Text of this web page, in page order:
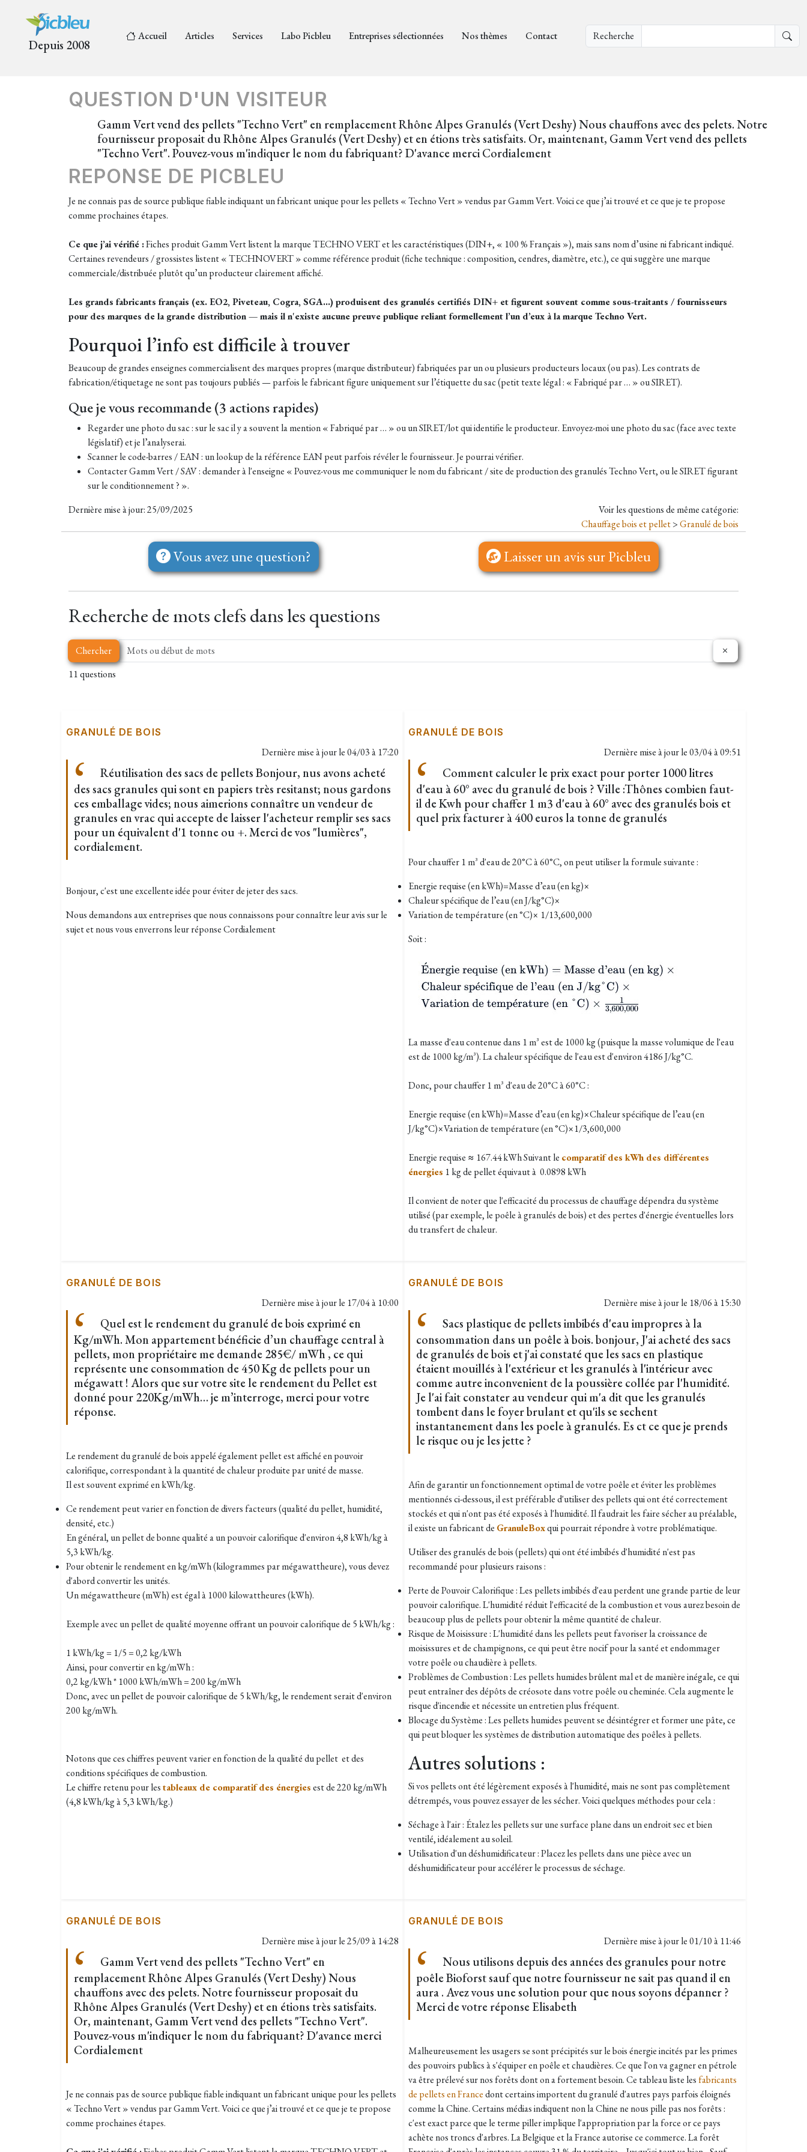
Depuis 2008
Accueil Articles Services Labo Picbleu Entreprises sélectionnées Nos thèmes Contact Recherche
QUESTION D'UN VISITEUR
Gamm Vert vend des pellets "Techno Vert" en remplacement Rhône Alpes Granulés (Vert Deshy) Nous chauffons avec des pelets. Notre
fournisseur proposait du Rhône Alpes Granulés (Vert Deshy) et en étions très satisfaits. Or, maintenant, Gamm Vert vend des pellets
"Techno Vert". Pouvez-vous m'indiquer le nom du fabriquant? D'avance merci Cordialement
REPONSE DE PICBLEU
Je ne connais pas de source publique fiable indiquant un fabricant unique pour les pellets « Techno Vert » vendus par Gamm Vert. Voici ce que j’ai trouvé et ce que je te propose
comme prochaines étapes.
Ce que j’ai vérifié :Fiches produit Gamm Vert listent la marque TECHNO VERT et les caractéristiques (DIN+, « 100 % Français »), mais sans nom d’usine ni fabricant indiqué.
Certaines revendeurs / grossistes listent « TECHNOVERT » comme référence produit (fiche technique : composition, cendres, diamètre, etc.), ce qui suggère une marque
commerciale/distribuée plutôt qu’un producteur clairement affiché.
Les grands fabricants français (ex. EO2, Piveteau, Cogra, SGA…) produisent des granulés certifiés DIN+ et figurent souvent comme sous-traitants / fournisseurs
pour des marques de la grande distribution — mais il n'existe aucune preuve publique reliant formellement l’un d’eux à la marque Techno Vert.
Pourquoi l’info est difficile à trouver
Beaucoup de grandes enseignes commercialisent des marques propres (marque distributeur) fabriquées par un ou plusieurs producteurs locaux (ou pas). Les contrats de
fabrication/étiquetage ne sont pas toujours publiés — parfois le fabricant figure uniquement sur l’étiquette du sac (petit texte légal : « Fabriqué par … » ou SIRET).
Que je vous recommande (3 actions rapides)
Regarder une photo du sac : sur le sac il y a souvent la mention « Fabriqué par … » ou un SIRET/lot qui identifie le producteur. Envoyez-moi une photo du sac (face avec texte
législatif) et je l’analyserai.
Scanner le code-barres / EAN : un lookup de la référence EAN peut parfois révéler le fournisseur. Je pourrai vérifier.
Contacter Gamm Vert / SAV : demander à l'enseigne « Pouvez-vous me communiquer le nom du fabricant / site de production des granulés Techno Vert, ou le SIRET figurant
sur le conditionnement ? ».
Dernière mise à jour: 25/09/2025
Voir les questions de même catégorie:
Chauffage bois et pellet>Granulé de bois
Vous avez une question? Laisser un avis sur Picbleu
Recherche de mots clefs dans les questions
Chercher
11 questions
GRANULÉ DE BOIS
Dernière mise à jour le04/03 à 17:20
Réutilisation des sacs de pellets Bonjour, nus avons acheté
des sacs granules qui sont en papiers très resitanst; nous gardons
ces emballage vides; nous aimerions connaître un vendeur de
granules en vrac qui accepte de laisser l'acheteur remplir ses sacs
pour un équivalent d'1 tonne ou +. Merci de vos "lumières",
cordialement.
Bonjour, c'est une excellente idée pour éviter de jeter des sacs.
Nous demandons aux entreprises que nous connaissons pour connaître leur avis sur le
sujet et nous vous enverrons leur réponse Cordialement
GRANULÉ DE BOIS
Dernière mise à jour le03/04 à 09:51
Comment calculer le prix exact pour porter 1000 litres
d'eau à 60° avec du granulé de bois ? Ville :Thônes combien faut-
il de Kwh pour chaffer 1 m3 d'eau à 60° avec des granulés bois et
quel prix facturer à 400 euros la tonne de granulés
Pour chauffer 1 m³ d'eau de 20°C à 60°C, on peut utiliser la formule suivante :
Energie requise (en kWh)=Masse d’eau (en kg)×
Chaleur spécifique de l’eau (en J/kg°C)×
Variation de température (en °C)× 1/13,600,000
Soit :
La masse d'eau contenue dans 1 m³ est de 1000 kg (puisque la masse volumique de l'eau
est de 1000 kg/m³). La chaleur spécifique de l'eau est d'environ 4186 J/kg°C.
Donc, pour chauffer 1 m³ d'eau de 20°C à 60°C :
Energie requise (en kWh)=Masse d’eau (en kg)×Chaleur spécifique de l’eau (en
J/kg°C)×Variation de température (en °C)×1/3,600,000
Energie requise ≈ 167.44 kWh Suivant le comparatif des kWh des différentes
énergies 1 kg de pellet équivaut à 0.0898 kWh
Il convient de noter que l'efficacité du processus de chauffage dépendra du système
utilisé (par exemple, le poêle à granulés de bois) et des pertes d'énergie éventuelles lors
du transfert de chaleur.
GRANULÉ DE BOIS
Dernière mise à jour le 17/04 à 10:00
Quel est le rendement du granulé de bois exprimé en
Kg/mWh. Mon appartement bénéficie d’un chauffage central à
pellets, mon propriétaire me demande 285€/ mWh , ce qui
représente une consommation de 450 Kg de pellets pour un
mégawatt ! Alors que sur votre site le rendement du Pellet est
donné pour 220Kg/mWh… je m’interroge, merci pour votre
réponse.
Le rendement du granulé de bois appelé également pellet est affiché en pouvoir
calorifique, correspondant à la quantité de chaleur produite par unité de masse.
Il est souvent exprimé en kWh/kg.
Ce rendement peut varier en fonction de divers facteurs (qualité du pellet, humidité,
densité, etc.)
En général, un pellet de bonne qualité a un pouvoir calorifique d'environ 4,8 kWh/kg à
5,3 kWh/kg.
Pour obtenir le rendement en kg/mWh (kilogrammes par mégawattheure), vous devez
d'abord convertir les unités.
Un mégawattheure (mWh) est égal à 1000 kilowattheures (kWh).
Exemple avec un pellet de qualité moyenne offrant un pouvoir calorifique de 5 kWh/kg :
1 kWh/kg = 1/5 = 0,2 kg/kWh
Ainsi, pour convertir en kg/mWh :
0,2 kg/kWh * 1000 kWh/mWh = 200 kg/mWh
Donc, avec un pellet de pouvoir calorifique de 5 kWh/kg, le rendement serait d'environ
200 kg/mWh.
Notons que ces chiffres peuvent varier en fonction de la qualité du pellet et des
conditions spécifiques de combustion.
Le chiffre retenu pour lestableaux de comparatif des énergiesest de 220 kg/mWh
(4,8 kWh/kg à 5,3 kWh/kg.)
GRANULÉ DE BOIS
Dernière mise à jour le 18/06 à 15:30
Sacs plastique de pellets imbibés d'eau impropres à la
consommation dans un poêle à bois. bonjour, J'ai acheté des sacs
de granulés de bois et j'ai constaté que les sacs en plastique
étaient mouillés à l'extérieur et les granulés à l'intérieur avec
comme autre inconvenient de la poussière collée par l'humidité.
Je l'ai fait constater au vendeur qui m'a dit que les granulés
tombent dans le foyer brulant et qu'ils se sechent
instantanement dans les poele à granulés. Es ct ce que je prends
le risque ou je les jette ?
Afin de garantir un fonctionnement optimal de votre poêle et éviter les problèmes
mentionnés ci-dessous, il est préférable d'utiliser des pellets qui ont été correctement
stockés et qui n'ont pas été exposés à l'humidité.Il faudrait les faire sécher au préalable,
il existe un fabricant de GranuleBoxqui pourrait répondre à votre problématique.
Utiliser des granulés de bois (pellets) qui ont été imbibés d'humidité n'est pas
recommandé pour plusieurs raisons :
Perte de Pouvoir Calorifique : Les pellets imbibés d'eau perdent une grande partie de leur
pouvoir calorifique. L'humidité réduit l'efficacité de la combustion et vous aurez besoin de
beaucoup plus de pellets pour obtenir la même quantité de chaleur.
Risque de Moisissure : L'humidité dans les pellets peut favoriser la croissance de
moisissures et de champignons, ce qui peut être nocif pour la santé et endommager
votre poêle ou chaudière à pellets.
Problèmes de Combustion : Les pellets humides brûlent mal et de manière inégale, ce qui
peut entraîner des dépôts de créosote dans votre poêle ou cheminée. Cela augmente le
risque d'incendie et nécessite un entretien plus fréquent.
Blocage du Système : Les pellets humides peuvent se désintégrer et former une pâte, ce
qui peut bloquer les systèmes de distribution automatique des poêles à pellets.
Autres solutions :
Si vos pellets ont été légèrement exposés à l'humidité, mais ne sont pas complètement
détrempés, vous pouvez essayer de les sécher. Voici quelques méthodes pour cela :
Séchage à l'air : Étalez les pellets sur une surface plane dans un endroit sec et bien
ventilé, idéalement au soleil.
Utilisation d'un déshumidificateur : Placez les pellets dans une pièce avec un
déshumidificateur pour accélérer le processus de séchage.
GRANULÉ DE BOIS
Dernière mise à jour le25/09 à 14:28
Gamm Vert vend des pellets "Techno Vert" en
remplacement Rhône Alpes Granulés (Vert Deshy) Nous
chauffons avec des pelets. Notre fournisseur proposait du
Rhône Alpes Granulés (Vert Deshy) et en étions très satisfaits.
Or, maintenant, Gamm Vert vend des pellets "Techno Vert".
Pouvez-vous m'indiquer le nom du fabriquant? D'avance merci
Cordialement
Je ne connais pas de source publique fiable indiquant un fabricant unique pour les pellets
« Techno Vert » vendus par Gamm Vert. Voici ce que j’ai trouvé et ce que je te propose
comme prochaines étapes.
GRANULÉ DE BOIS
Dernière mise à jour le01/10 à 11:46
Nous utilisons depuis des années des granules pour notre
poêle Bioforst sauf que notre fournisseur ne sait pas quand il en
aura . Avez vous une solution pour que nous soyons dépanner ?
Merci de votre réponse Elisabeth
Malheureusement les usagers se sont précipités sur le bois énergie incités par les primes
des pouvoirs publics à s'équiper en poêle et chaudières. Ce que l'on va gagner en pétrole
va être prélevé sur nos forêts dont on a fortement besoin. Ce tableau liste lesfabricants
de pellets en Francedont certains importent du granulé d'autres pays parfois éloignés
comme la Chine. Certains médias indiquent non la Chine ne nous pille pas nos forêts :
c'est exact parce que le terme piller implique l'appropriation par la force or ce pays
achète nos troncs d'arbres. La Belgique et la France autorise ce commerce. La forêt